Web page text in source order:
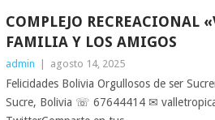
COMPLEJO RECREACIONAL
FAMILIA Y LOS AMIGOS
admin agosto 14, 2025
Felicidades Bolivia Orgullosos de ser
Sucre, Bolivia ☏ 67644414 ✉